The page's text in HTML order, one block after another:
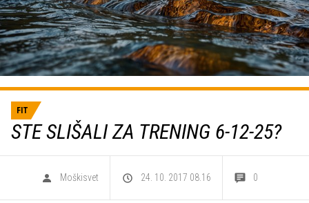
FIT
STE SLIŠALI ZA TRENING 6-12-25?
Moškisvet 24. 10. 2017 08.16 0